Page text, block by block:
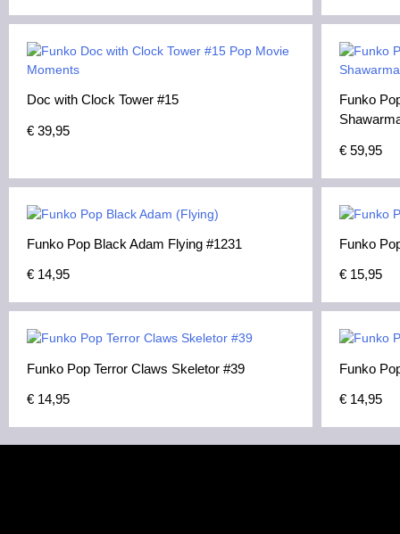
Doc with Clock Tower #15
€ 39,95
Funko
€ 59,95
Funko Pop Black Adam Flying #1231
€ 14,95
Funko
€ 15,95
Funko Pop Terror Claws Skeletor #39
€ 14,95
Funko
€ 14,95